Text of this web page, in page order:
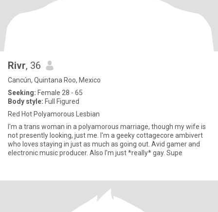
Rivr, 36
Cancún, Quintana Roo, Mexico
Seeking: Female 28 - 65
Body style: Full Figured
Red Hot Polyamorous Lesbian
I'm a trans woman in a polyamorous marriage, though my wife is
not presently looking, just me. I'm a geeky cottagecore ambivert
who loves staying in just as much as going out. Avid gamer and
electronic music producer. Also I'm just *really* gay. Supe